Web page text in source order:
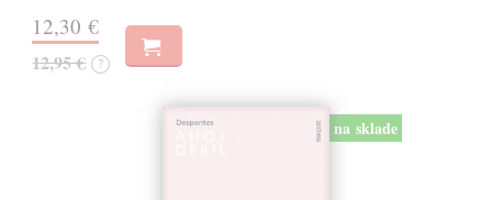
12,30 €
12,95 € ?
na sklade